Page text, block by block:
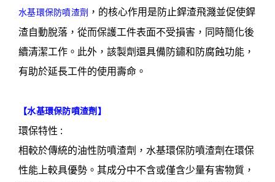
水基環保防噴渣劑 ，的核心作用是防止銲渣飛濺並促使銲
渣自動脫落，從而保護工件表面不受損害，同時簡化後
續清潔工作。此外，該製劑還具備防鏽和防腐蝕功能，
有助於延長工件的使用壽命。
【水基環保防噴渣劑】
環保特性 :
相較於傳統的油性防噴渣劑，水基環保防噴渣劑在環保
性能上較具優勢。其成分中不含或僅含少量有害物質，